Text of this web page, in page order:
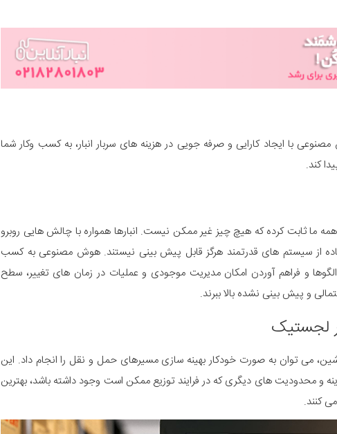
با ایجاد کارایی و صرفه جویی در هزینه های سربار انبار، به کسب وکار شما
کند.
ما ثابت کرده که هیچ چیز غیر ممکن نیست. انبارها همواره با چالش هایی روبرو
از سیستم های قدرتمند هرگز قابل پیش بینی نیستند. هوش مصنوعی به کسب
و فراهم آوردن امکان مدیریت موجودی و عملیات در زمان های تغییر، سطح
و پیش بینی نشده بالا ببرند.
لجستیک
می توان به صورت خودکار بهینه سازی مسیرهای حمل و نقل را انجام داد. این
و محدودیت های دیگری که در فرایند توزیع ممکن است وجود داشته باشد، بهترین
کنند.